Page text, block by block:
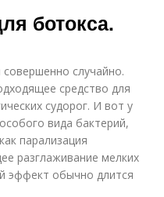
Картофельный
крахмал
ботокса.
случайно.
средство для
судорог. И вот у
вида бактерий,
парализация
разглаживание мелких
эффект обычно длится